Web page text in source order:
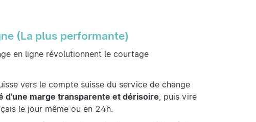
(La plus performante)
en ligne révolutionnent le courtage
vers le compte suisse du service de change
d'une marge transparente et dérisoire, puis vire
le jour même ou en 24h.